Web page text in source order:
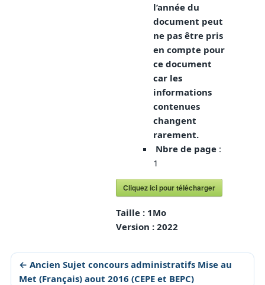
l’année du
document peut
ne pas être pris
en compte pour
ce document
car les
informations
contenues
changent
rarement.
Nbre de page :
1
Cliquez ici pour télécharger
Taille : 1Mo
Version :2022
← Ancien Sujet concours administratifs Mise au
Met (Français) aout 2016 (CEPE et BEPC)